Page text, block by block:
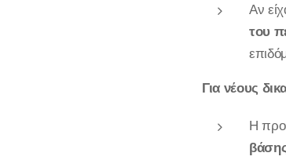
Αν
του
Για νέους
Η